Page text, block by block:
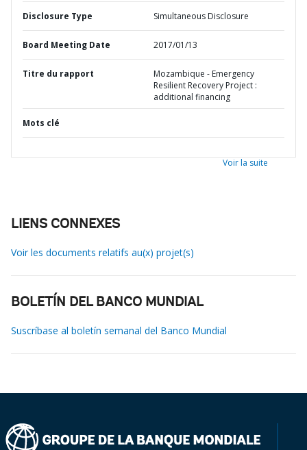
Disclosure Type Simultaneous Disclosure
Board Meeting Date 2017/01/13
Titre du rapport
Mozambique - Emergency
Resilient Recovery Project :
additional financing
Mots clé
Voir la suite
LIENS CONNEXES
Voir les documents relatifs au(x) projet(s)
BOLETÍN DEL BANCO MUNDIAL
Suscríbase al boletín semanal del Banco Mundial